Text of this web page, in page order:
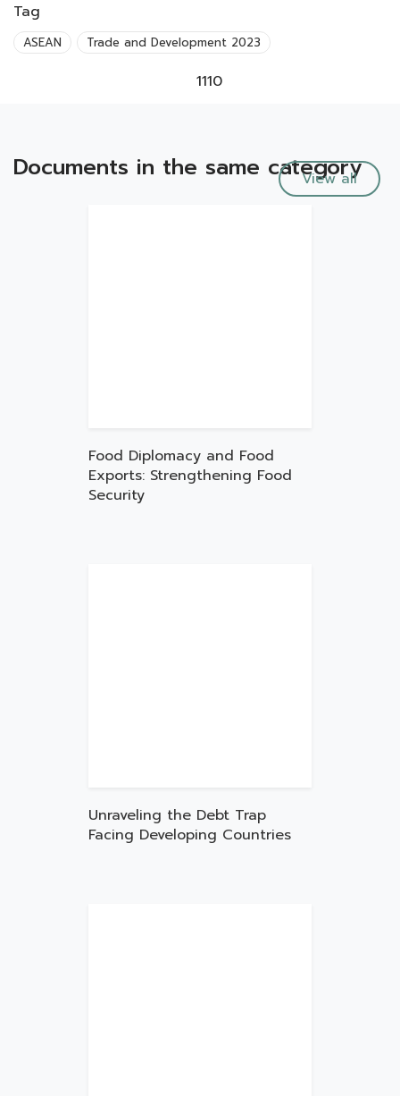
Tag
ASEAN Trade and Development 2023
1110
Documents in the same category
View all
Food Diplomacy and Food
Exports: Strengthening Food
Security
Unraveling the Debt Trap
Facing Developing Countries